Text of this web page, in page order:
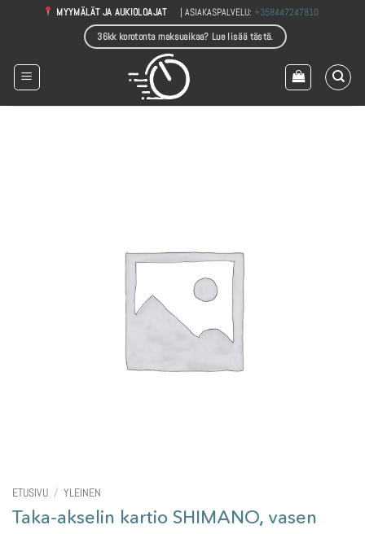
MYYMÄLÄT JA AUKIOLOAJAT | ASIAKASPALVELU:+358447247810
36kk korotonta maksuaikaa? Lue lisää tästä.
ETUSIVU / YLEINEN
Taka-akselin kartio SHIMANO, vasen